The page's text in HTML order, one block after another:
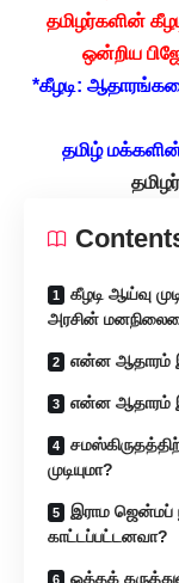
தமிழர்களின்
ஒன்றிய
*கீழடி:
தமிழ்
கீழடி ஆய்வு
அரசின்
என்ன ஆதாரம்
என்ன ஆதாரம்
முடியுமா?
இராம ஜென்மப்
காட்டப்பட்டனவா?
ஒத்தக்